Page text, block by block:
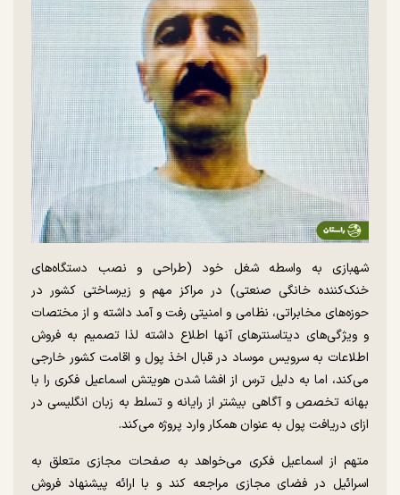
شهبازی به واسطه شغل خود (طراحی و نصب دستگاه‌های
خنک‌کننده خانگی صنعتی) در مراکز مهم و زیرساختی کشور در
حوزه‌های مخابراتی، نظامی و امنیتی رفت و آمد داشته و از مختصات
و ویژگی‌های دیتاسنتر‌های آنها اطلاع داشته لذا تصمیم به فروش
اطلاعات به سرویس موساد در قبال اخذ پول و اقامت کشور خارجی
می‌کند، اما به دلیل ترس از افشا شدن هویتش اسماعیل فکری را با
بهانه تخصص و آگاهی بیشتر از رایانه و تسلط به زبان انگلیسی در
ازای دریافت پول به عنوان همکار وارد پروژه می‌کند.
متهم از اسماعیل فکری می‌خواهد به صفحات مجازی متعلق به
اسرائیل در فضای مجازی مراجعه کند و با ارائه پیشنهاد فروش